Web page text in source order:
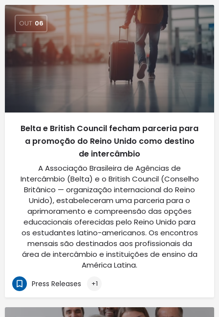
OUT 06
Belta e British Council fecham parceria para
a promoção do Reino Unido como destino
de intercâmbio
A Associação Brasileira de Agências de
Intercâmbio (Belta) e o British Council (Conselho
Britânico — organização internacional do Reino
Unido), estabeleceram uma parceria para o
aprimoramento e compreensão das opções
educacionais oferecidas pelo Reino Unido para
os estudantes latino-americanos. Os encontros
mensais são destinados aos profissionais da
área de intercâmbio e instituições de ensino da
América Latina.
Press Releases +1